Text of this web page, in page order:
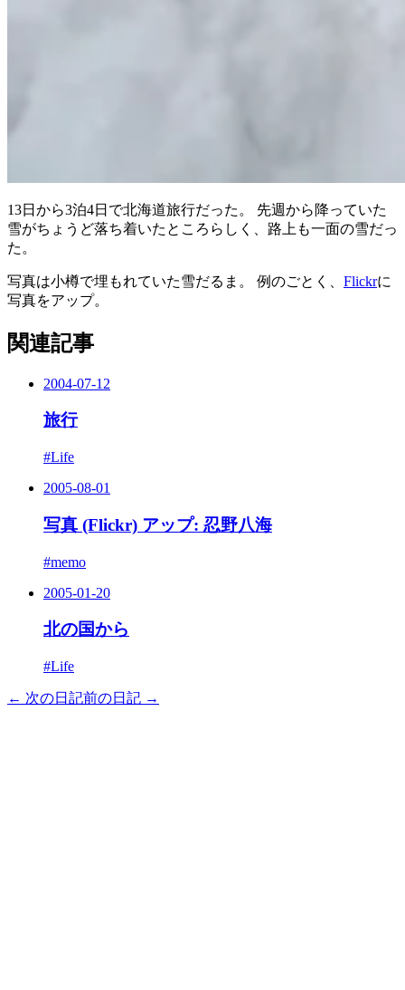
13日から3泊4日で北海道旅行だった。 先週から降っていた
雪がちょうど落ち着いたところらしく、路上も一面の雪だっ
た。
写真は小樽で埋もれていた雪だるま。 例のごとく、 Flickrに
写真をアップ。
関連記事
2004-07-12
旅行
#Life
2005-08-01
写真 (Flickr) アップ: 忍野八海
#memo
2005-01-20
北の国から
#Life
← 次の日記前の日記 →